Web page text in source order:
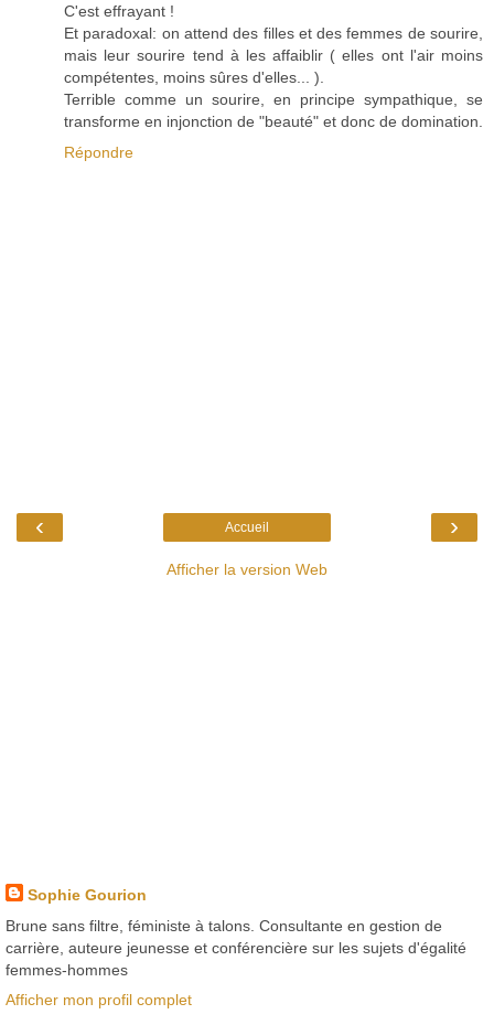
C'est effrayant !
Et paradoxal: on attend des filles et des femmes de sourire,
mais leur sourire tend à les affaiblir ( elles ont l'air moins
compétentes, moins sûres d'elles... ).
Terrible comme un sourire, en principe sympathique, se
transforme en injonction de "beauté" et donc de domination.
Répondre
‹ ›
Accueil
Afficher la version Web
Sophie Gourion
Brune sans filtre, féministe à talons. Consultante en gestion de
carrière, auteure jeunesse et conférencière sur les sujets d'égalité
femmes-hommes
Afficher mon profil complet